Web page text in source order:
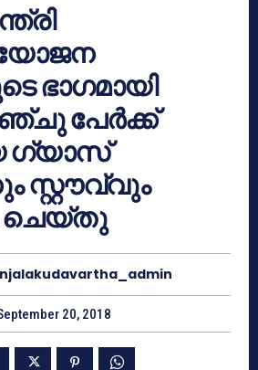
ഭാഗമായി
പേര്‍ക്ക്
ഗ്യാസ്
ചെയ്തു
20, 2018